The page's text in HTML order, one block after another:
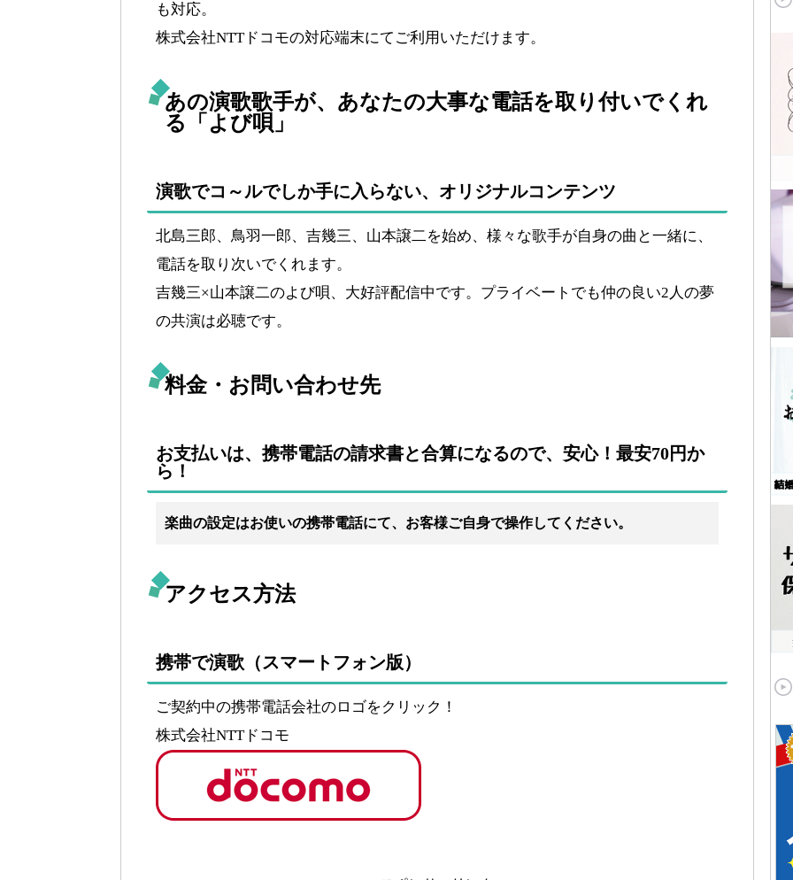
も対応。
株式会社NTTドコモの対応端末にてご利用いただけます。
あの演歌歌手が、あなたの大事な電話を取り付いでくれ
る「よび唄」
演歌でコ～ルでしか手に入らない、オリジナルコンテンツ
北島三郎、鳥羽一郎、吉幾三、山本譲二を始め、様々な歌手が自身の曲と一緒に、
電話を取り次いでくれます。
吉幾三×山本譲二のよび唄、大好評配信中です。プライベートでも仲の良い2人の夢
の共演は必聴です。
料金・お問い合わせ先
お支払いは、携帯電話の請求書と合算になるので、安心！最安70円か
ら！
楽曲の設定はお使いの携帯電話にて、お客様ご自身で操作してください。
アクセス方法
携帯で演歌（スマートフォン版）
ご契約中の携帯電話会社のロゴをクリック！
株式会社NTTドコモ